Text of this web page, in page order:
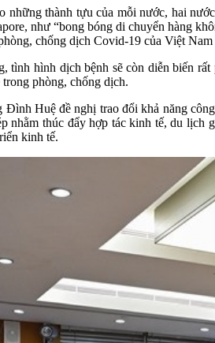
những thành tựu của mỗi nước, hai
như “bong bóng di chuyển hàng
chống dịch Covid-19 của Việt
tình hình dịch bệnh sẽ còn diễn biến
phòng, chống dịch.
Huệ đề nghị trao đổi khả năng
nhằm thúc đẩy hợp tác kinh tế, du
kinh tế.